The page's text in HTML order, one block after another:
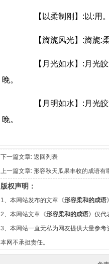
【以柔制刚】:以:用。
【旖旎风光】:旖旎:柔
【月光如水】:月光皎
晚。
【月明如水】:月光皎
晚。
下一篇文章: 返回列表
上一篇文章: 形容秋天瓜果丰收的成语有
版权声明：
1、本网站发布的文章《形容柔和的成语
2、本网站文章《形容柔和的成语》仅代
3、本网站一直无私为网友提供大量参
本网不承担责任。